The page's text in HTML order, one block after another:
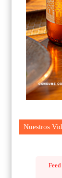
Nuestros